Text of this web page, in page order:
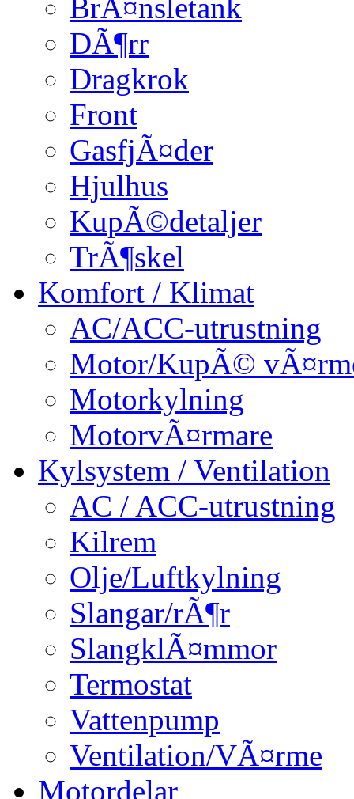
BrÃ¤nsletank
DÃ¶rr
Dragkrok
Front
GasfjÃ¤der
Hjulhus
KupÃ©detaljer
TrÃ¶skel
Komfort / Klimat
AC/ACC-utrustning
Motor/KupÃ©
Motorkylning
MotorvÃ¤rmare
Kylsystem / Ventilation
AC / ACC-utrustning
Kilrem
Olje/Luftkylning
Slangar/rÃ¶r
SlangklÃ¤mmor
Termostat
Vattenpump
Ventilation/VÃ¤rme
Motordelar